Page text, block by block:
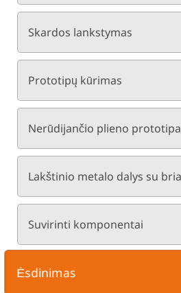
Skardos lankstymas
Prototipų kūrimas
Nerūdijančio plieno
Lakštinio metalo dalys su
Suvirinti komponentai
Ėsdinimas